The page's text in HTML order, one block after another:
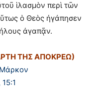
ἱλασμὸν περὶ τῶν
ὁ Θεὸς ἠγάπησεν
ἀγαπᾷν.
ΤΗΣ ΑΠΟΚΡΕΩ)